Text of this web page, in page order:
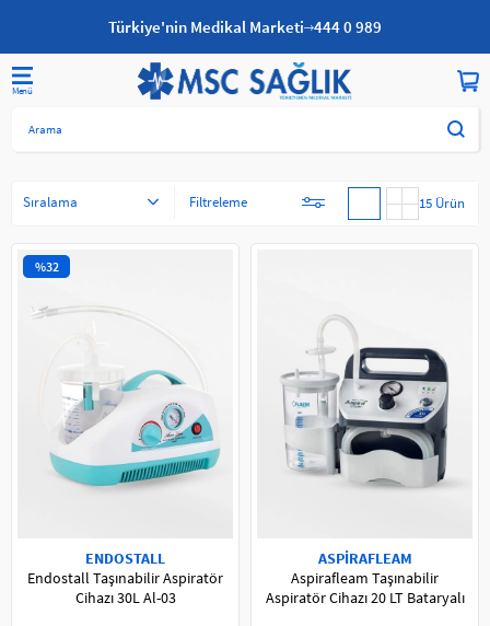
Türkiye'nin Medikal Marketi 444 0 989
Filtreleme
Sıralama 15 Ürün
ENDOSTALL
Endostall Taşınabilir Aspiratör
Cihazı 30L Al-03
%32
ASPİRAFLEAM
Aspirafleam Taşınabilir
Aspiratör Cihazı 20 LT Bataryalı